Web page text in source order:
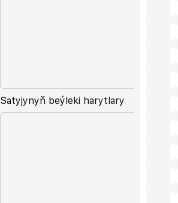
Satyjynyň beýleki harytlary